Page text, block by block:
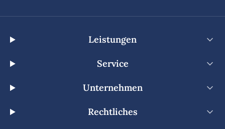
Leistungen
Service
Unternehmen
Rechtliches